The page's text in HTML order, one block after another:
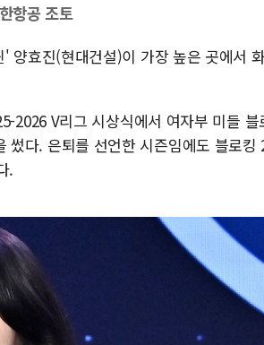
항공 조토
효진(현대건설)이 가장 높은 곳에서
2026 V리그 시상식에서 여자부 미들 블
썼다. 은퇴를 선언한 시즌임에도 블로킹
.